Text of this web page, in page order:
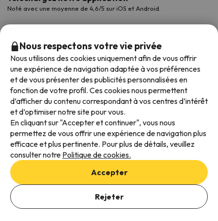
Ajouter des dates pour vérifier la disponibilité
Sélectionnez les dates de réservation
Noté avec une moyenne de 4,6/5 sur iOS et Android.
Modes de paiement disponibles
Conditions générales d'utilisation
Protection des données
Politique en matière de cookies
Nous respectons votre vie privée
Nous utilisons des cookies uniquement afin de vous offrir
une expérience de navigation adaptée à vos préférences
et de vous présenter des publicités personnalisées en
fonction de votre profil. Ces cookies nous permettent
d’afficher du contenu correspondant à vos centres d’intérêt
et d’optimiser notre site pour vous.
En cliquant sur "Accepter et continuer", vous nous
permettez de vous offrir une expérience de navigation plus
efficace et plus pertinente. Pour plus de détails, veuillez
consulter notre Politique de cookies.
Accepter
Rejeter